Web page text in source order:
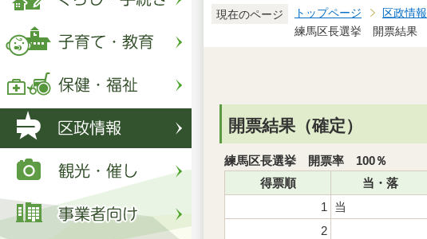
現在のページ トップページ 区政情報
練馬区長選挙 開票結果
開票結果（確定）
練馬区長選挙 開票率 100％
得票順
当・落
1
当
2